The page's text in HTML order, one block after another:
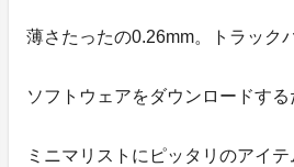
薄さたったの0.26mm。トラック
ソフトウェアをダウンロードする
ミニマリストにピッタリのアイテ